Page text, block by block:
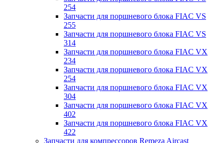
254
Запчасти для поршневого блока FIAC VS
255
Запчасти для поршневого блока FIAC VS
314
Запчасти для поршневого блока FIAC VX
234
Запчасти для поршневого блока FIAC VX
254
Запчасти для поршневого блока FIAC VX
304
Запчасти для поршневого блока FIAC VX
402
Запчасти для поршневого блока FIAC VX
422
Запчасти для компрессоров Remeza Aircast